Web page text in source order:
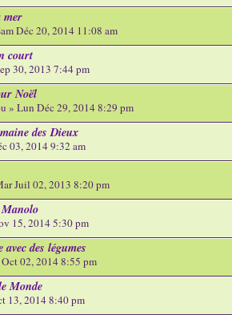
mer
Déc 20, 2014 11:08 am
court
30, 2013 7:44 pm
Noël
» Lun Déc 29, 2014 8:29 pm
des Dieux
03, 2014 9:32 am
Juil 02, 2013 8:20 pm
Manolo
15, 2014 5:30 pm
des légumes
Oct 02, 2014 8:55 pm
Monde
13, 2014 8:40 pm